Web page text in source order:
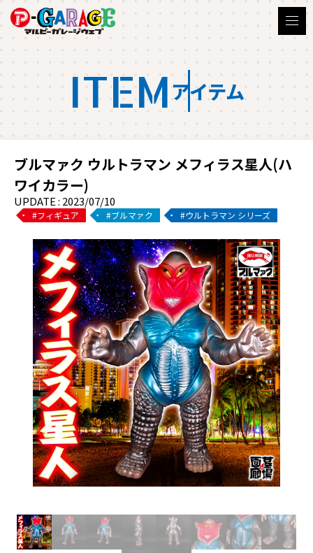
ITEM アイテム
ブルマァク ウルトラマン メフィラス星人(ハ
ワイカラー)
UPDATE : 2023/07/10
フィギュア ブルマァク ウルトラマン シリーズ